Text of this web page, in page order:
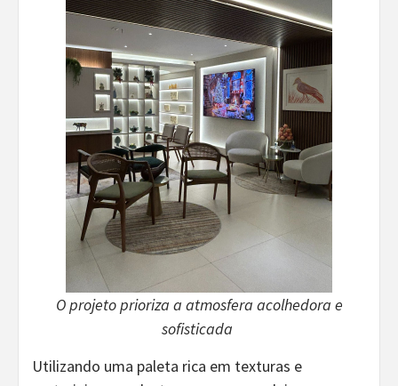
O projeto prioriza a atmosfera acolhedora e
sofisticada
Utilizando uma paleta rica em texturas e